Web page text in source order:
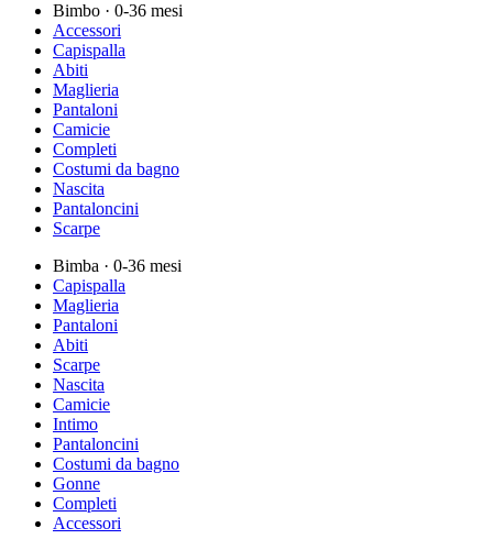
Bimbo · 0-36 mesi
Accessori
Capispalla
Abiti
Maglieria
Pantaloni
Camicie
Completi
Costumi da bagno
Nascita
Pantaloncini
Scarpe
Bimba · 0-36 mesi
Capispalla
Maglieria
Pantaloni
Abiti
Scarpe
Nascita
Camicie
Intimo
Pantaloncini
Costumi da bagno
Gonne
Completi
Accessori